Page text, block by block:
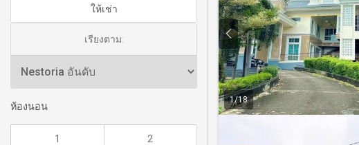
1/18
ให้เช่า
เรียงตาม:
ห้องนอน
1 2